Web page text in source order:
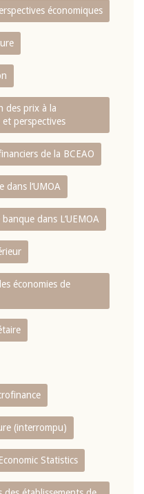
économiques
des prix à la
et perspectives
de la BCEAO
dans l‘UMOA
dans L‘UEMOA
économies de
(interrompu)
Statistics